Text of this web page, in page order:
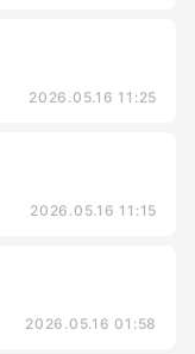
2026.05.16 11:25
2026.05.16 11:15
2026.05.16 01:58